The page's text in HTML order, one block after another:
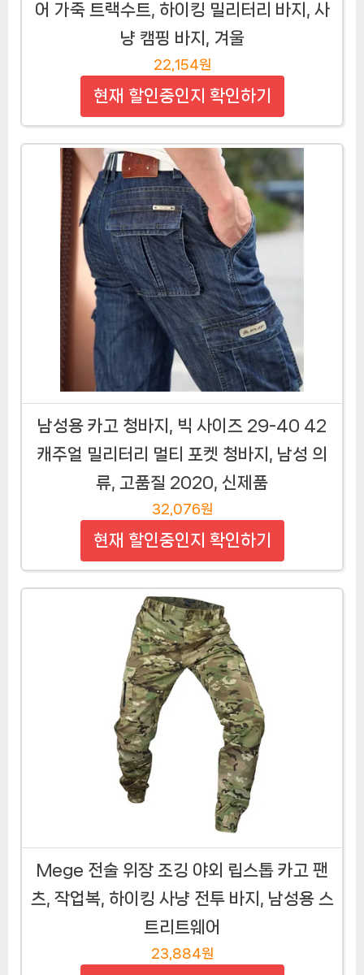
어 가죽 트랙수트, 하이킹 밀리터리 바지, 사
냥 캠핑 바지, 겨울
22,154원
현재 할인중인지 확인하기
남성용 카고 청바지, 빅 사이즈 29-40 42
캐주얼 밀리터리 멀티 포켓 청바지, 남성 의
류, 고품질 2020, 신제품
32,076원
현재 할인중인지 확인하기
Mege 전술 위장 조깅 야외 립스톱 카고 팬
츠, 작업복, 하이킹 사냥 전투 바지, 남성용 스
트리트웨어
23,884원